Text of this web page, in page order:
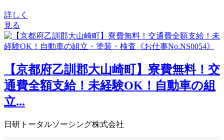
詳しく
見る
【京都府乙訓郡大山崎町】寮費無料！交
通費全額支給！未経験OK！自動車の組
立...
日研トータルソーシング株式会社